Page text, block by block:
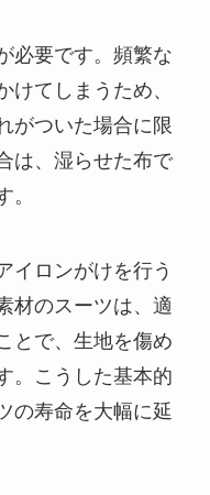
必要です。頻繁な
けてしまうため、
がついた場合に限
は、湿らせた布で
。
イロンがけを行う
材のスーツは、適
とで、生地を傷め
。こうした基本的
の寿命を大幅に延